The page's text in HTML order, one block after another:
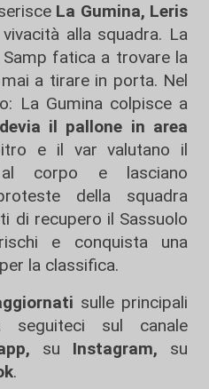
La Gumina, Leris
alla squadra. La
fatica a trovare la
a tirare in porta. Nel
La Gumina colpisce a
il pallone in area
e il var valutano il
corpo e lasciano
della squadra
di recupero il Sassuolo
e conquista una
la classifica.
sulle principali
seguiteci sul canale
su Instagram, su
.